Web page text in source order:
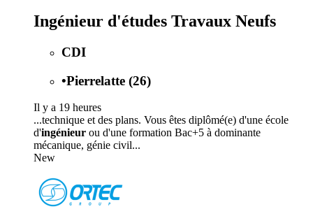
Ingénieur d'études Travaux Neufs
CDI
•Pierrelatte (26)
Il y a 19 heures
...technique et des plans. Vous êtes diplômé(e) d'une école
d'ingénieur ou d'une formation Bac+5 à dominante
mécanique, génie civil...
New